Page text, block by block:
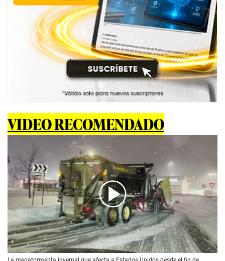
VIDEO RECOMENDADO
00:00 /01:46